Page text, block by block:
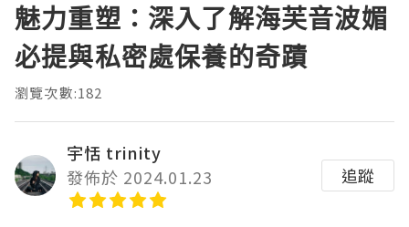
魅力重塑：深入了解海芙音波媚
必提與私密處保養的奇蹟
瀏覽次數:182
宇恬 trinity
發佈於 2024.01.23
追蹤